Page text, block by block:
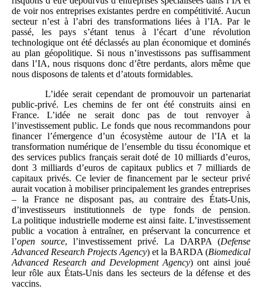
de voir nos entreprises existantes perdre en compétitivité. Aucun
secteur n’est à l’abri des transformations liées à l’IA. Par le
passé, les pays s’étant tenus à l’écart d’une révolution
technologique ont été déclassés au plan économique et dominés
au plan géopolitique. Si nous n’investissons pas suffisamment
dans l’IA, nous risquons donc d’être perdants, alors même que
nous disposons de talents et d’atouts formidables.
L’idée serait cependant de promouvoir un partenariat
public-privé. Les chemins de fer ont été construits ainsi en
France. L’idée ne serait donc pas de tout renvoyer à
l’investissement public. Le fonds que nous recommandons pour
financer l’émergence d’un écosystème autour de l’IA et la
transformation numérique de l’ensemble du tissu économique et
des services publics français serait doté de 10 milliards d’euros,
dont 3 milliards d’euros de capitaux publics et 7 milliards de
capitaux privés. Ce levier de financement par le secteur privé
aurait vocation à mobiliser principalement les grandes entreprises
– la France ne disposant pas, au contraire des États‑Unis,
d’investisseurs institutionnels de type fonds de pension.
La politique industrielle moderne est ainsi faite. L’investissement
public a vocation à entraîner, en préservant la concurrence et
l’open source, l’investissement privé. La DARPA (Defense
Advanced Research Projects Agency) et la BARDA (Biomedical
Advanced Research and Development Agency) ont ainsi joué
leur rôle aux États‑Unis dans les secteurs de la défense et des
vaccins.